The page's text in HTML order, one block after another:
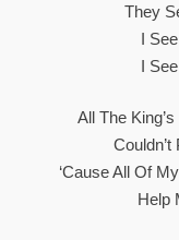
They
I
I
All The
‘Cause All Of
Help